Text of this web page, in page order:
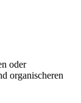
oder
organischeren